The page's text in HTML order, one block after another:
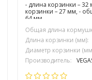
- длина корзинки – 32
корзинки – 27 мм, -
64 мм
Общая длина
Длина корзинки (мм):
Диаметр корзинки
Производитель: